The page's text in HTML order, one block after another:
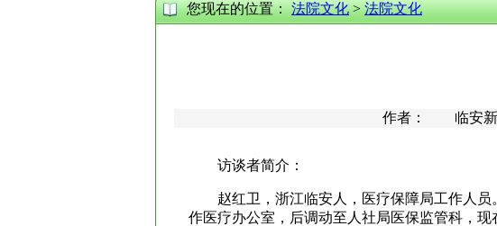
您现在的位置：法院文化>法院文化
作者： 临安新
访谈者简介：
赵红卫，浙江临安人，医疗保障局工作人
作医疗办公室，后调动至人社局医保监管科，现